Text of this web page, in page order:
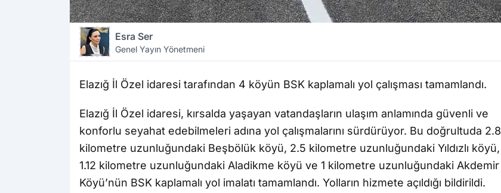
Esra Ser
Genel Yayın Yönetmeni
Elazığ İl Özel idaresi tarafından 4 köyün BSK kaplamalı yol çalışması tamamlandı.
Elazığ İl Özel idaresi, kırsalda yaşayan vatandaşların ulaşım anlamında güvenli ve
konforlu seyahat edebilmeleri adına yol çalışmalarını sürdürüyor. Bu doğrultuda 2.8
kilometre uzunluğundaki Beşbölük köyü, 2.5 kilometre uzunluğundaki Yıldızlı köyü,
1.12 kilometre uzunluğundaki Aladikme köyü ve 1 kilometre uzunluğundaki Akdemir
Köyü’nün BSK kaplamalı yol imalatı tamamlandı. Yolların hizmete açıldığı bildirildi.